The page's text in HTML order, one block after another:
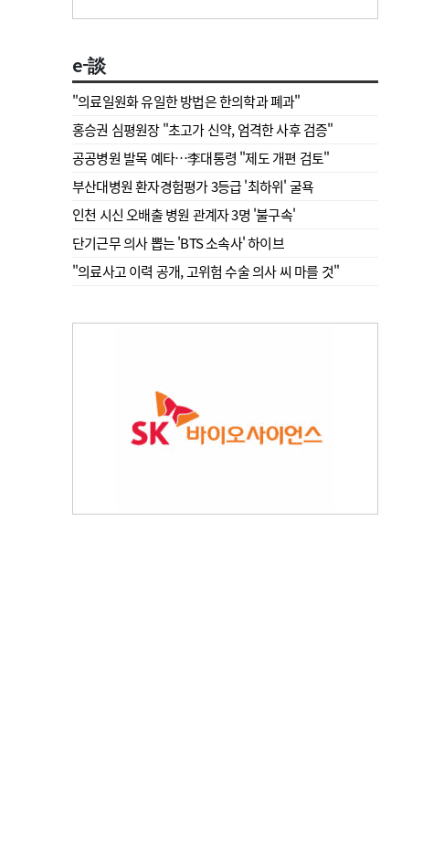
e-談
"의료일원화 유일한 방법은 한의학과 폐과"
홍승권 심평원장 " 초고가 신약, 엄격한 사후 검증"
공공병원 발목 예타…李대통령 "제도 개편 검토"
부산대병원 환자경험평가 3등급 '최하위' 굴욕
인천 시신 오배출 병원 관계자 3명 '불구속'
단기근무 의사 뽑는 'BTS 소속사' 하이브
"의료사고 이력 공개, 고위험 수술 의사 씨 마를 것"